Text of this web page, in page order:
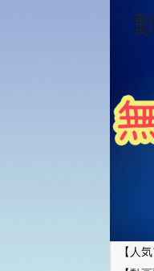
【人